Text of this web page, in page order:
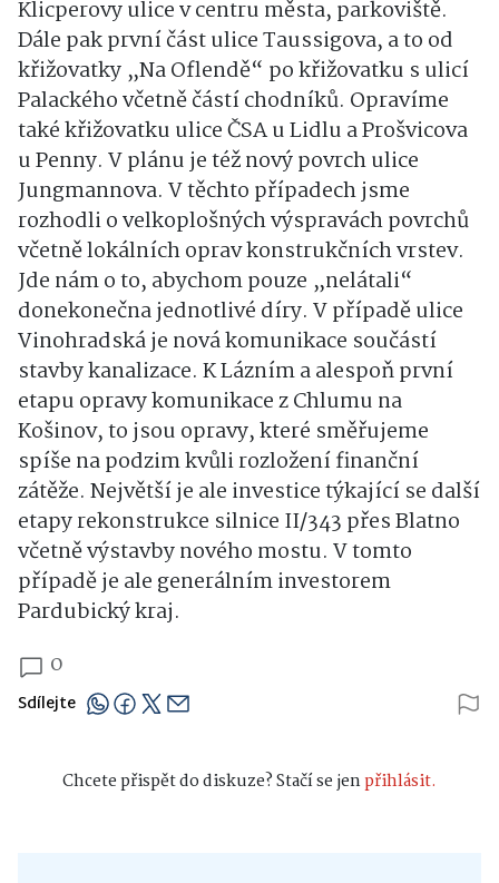
Klicperovy ulice v centru města, parkoviště.
Dále pak první část ulice Taussigova, a to od
křižovatky „Na Oflendě“ po křižovatku s ulicí
Palackého včetně částí chodníků. Opravíme
také křižovatku ulice ČSA u Lidlu a Prošvicova
u Penny. V plánu je též nový povrch ulice
Jungmannova. V těchto případech jsme
rozhodli o velkoplošných výspravách povrchů
včetně lokálních oprav konstrukčních vrstev.
Jde nám o to, abychom pouze „nelátali“
donekonečna jednotlivé díry. V případě ulice
Vinohradská je nová komunikace součástí
stavby kanalizace. K Lázním a alespoň první
etapu opravy komunikace z Chlumu na
Košinov, to jsou opravy, které směřujeme
spíše na podzim kvůli rozložení finanční
zátěže. Největší je ale investice týkající se další
etapy rekonstrukce silnice II/343 přes Blatno
včetně výstavby nového mostu. V tomto
případě je ale generálním investorem
Pardubický kraj.
0
Sdílejte
Chcete přispět do diskuze? Stačí se jenpřihlásit.